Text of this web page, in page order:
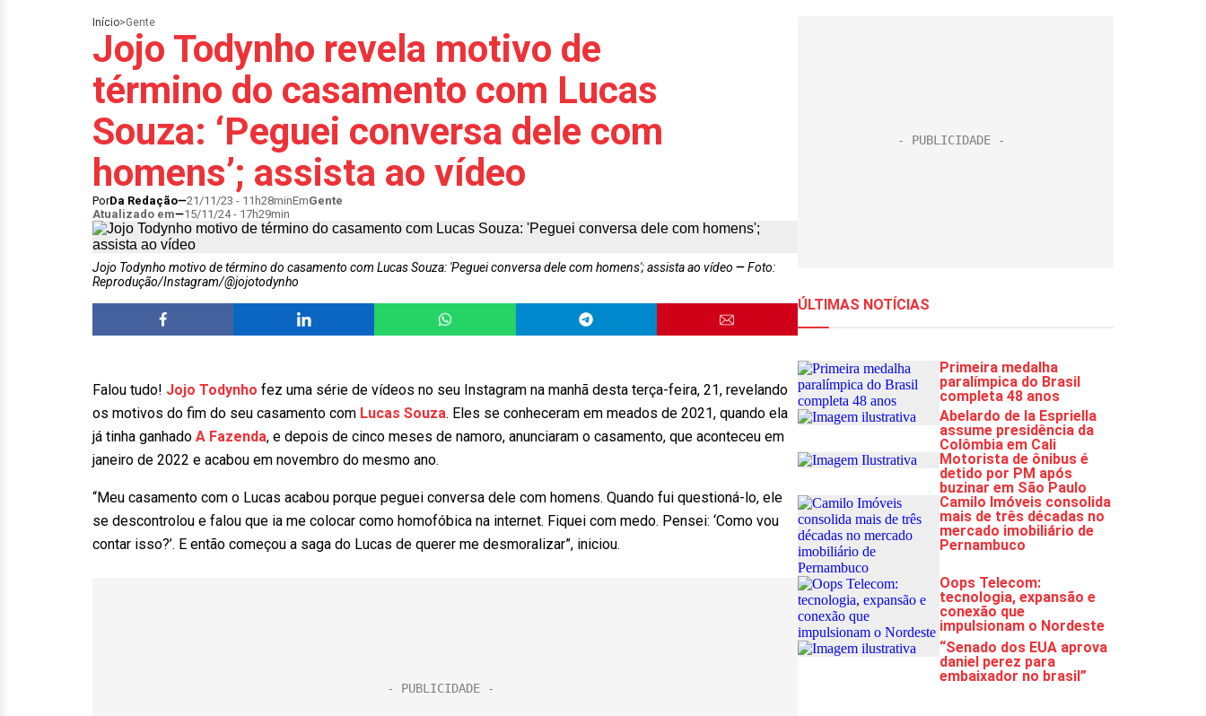
Início>Gente
Jojo Todynho revela motivo de
término do casamento com Lucas
Souza: ‘Peguei conversa dele com
homens’; assista ao vídeo
PorDa Redação 21/11/23 - 11h28minEmGente
Atualizado em
15/11/24 - 17h29min
Jojo Todynho motivo de término do casamento com Lucas Souza: 'Peguei conversa dele com homens'; assista ao vídeo
Foto:
Reprodução/Instagram/@jojotodynho
Falou tudo! Jojo Todynho fez uma série de vídeos no seu Instagram na manhã desta terça-feira, 21, revelando
os motivos do fim do seu casamento com Lucas Souza. Eles se conheceram em meados de 2021, quando ela
já tinha ganhado A Fazenda, e depois de cinco meses de namoro, anunciaram o casamento, que aconteceu em
janeiro de 2022 e acabou em novembro do mesmo ano.
“Meu casamento com o Lucas acabou porque peguei conversa dele com homens. Quando fui questioná-lo, ele
se descontrolou e falou que ia me colocar como homofóbica na internet. Fiquei com medo. Pensei: ‘Como vou
contar isso?’. E então começou a saga do Lucas de querer me desmoralizar”, iniciou.